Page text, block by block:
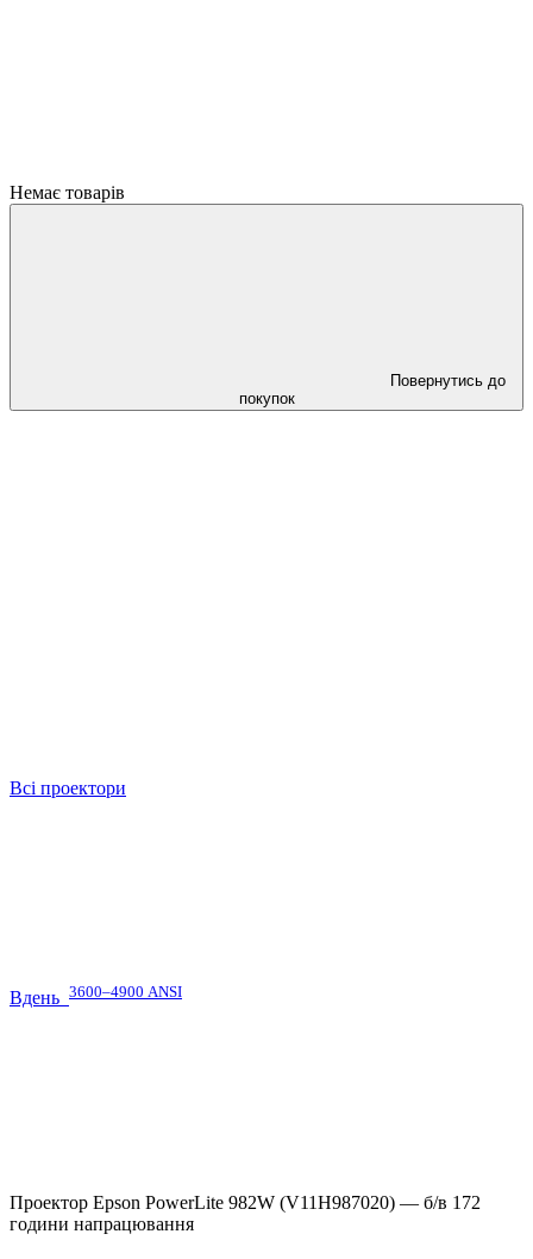
Немає товарів
Повернутись до
покупок
Всі проектори
Вдень 3600–4900 ANSI
Проектор Epson PowerLite 982W (V11H987020) — б/в 172
години напрацювання